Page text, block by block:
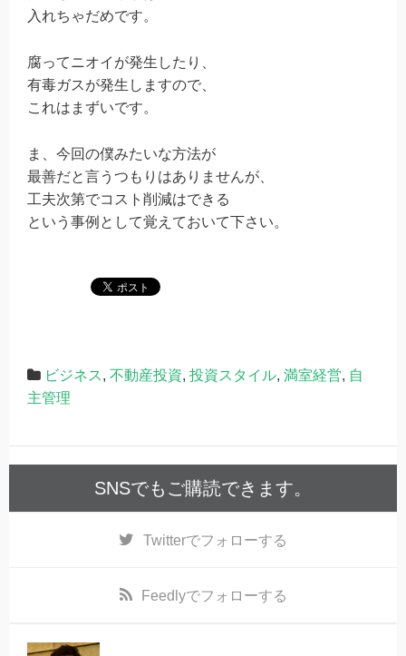
入れちゃだめです。
腐ってニオイが発生したり、
有毒ガスが発生しますので、
これはまずいです。
ま、今回の僕みたいな方法が
最善だと言うつもりはありませんが、
工夫次第でコスト削減はできる
という事例として覚えておいて下さい。
ビジネス, 不動産投資, 投資スタイル, 満室経営, 自
主管理
SNSでもご購読できます。
Twitterでフォローする
Feedlyでフォローする